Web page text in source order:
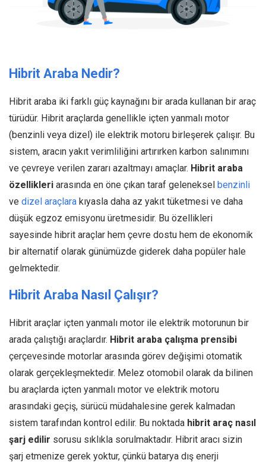
Hibrit Araba Nedir?
Hibrit araba iki farklı güç kaynağını bir arada kullanan bir araç
türüdür. Hibrit araçlarda genellikle içten yanmalı motor
(benzinli veya dizel) ile elektrik motoru birleşerek çalışır. Bu
sistem, aracın yakıt verimliliğini artırırken karbon salınımını
ve çevreye verilen zararı azaltmayı amaçlar. Hibrit araba
özellikleri arasında en öne çıkan taraf geleneksel benzinli
ve dizel araçlara kıyasla daha az yakıt tüketmesi ve daha
düşük egzoz emisyonu üretmesidir. Bu özellikleri
sayesinde hibrit araçlar hem çevre dostu hem de ekonomik
bir alternatif olarak günümüzde giderek daha popüler hale
gelmektedir.
Hibrit Araba Nasıl Çalışır?
Hibrit araçlar içten yanmalı motor ile elektrik motorunun bir
arada çalıştığı araçlardır. Hibrit araba çalışma prensibi
çerçevesinde motorlar arasında görev değişimi otomatik
olarak gerçekleşmektedir. Melez otomobil olarak da bilinen
bu araçlarda içten yanmalı motor ve elektrik motoru
arasındaki geçiş, sürücü müdahalesine gerek kalmadan
sistem tarafından kontrol edilir. Bu noktada hibrit araç nasıl
şarj edilir sorusu sıklıkla sorulmaktadır. Hibrit aracı sizin
şarj etmenize gerek yoktur, çünkü batarya dış enerji